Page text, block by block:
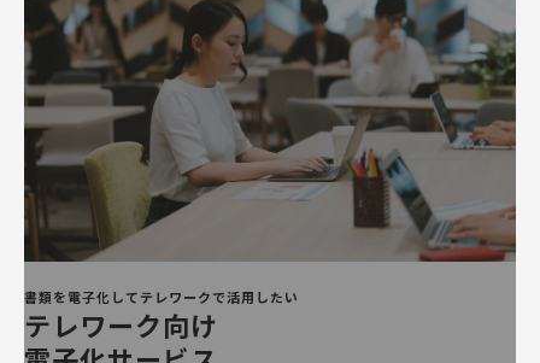
書類を電子化してテレワークで活用したい
テレワーク向け